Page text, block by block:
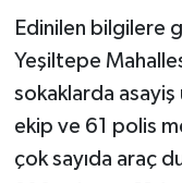
Edinilen bilgilere
Yeşiltepe
sokaklarda asayiş
ekip ve 61 polis
çok sayıda araç